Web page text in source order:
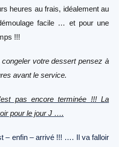
heures au frais, idéalement au
facile … et pour une
!!!
votre dessert pensez à
avant le service.
pas encore terminée !!! La
pour le jour J ….
– enfin – arrivé !!! …. Il va falloir